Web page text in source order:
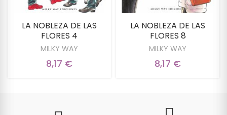
LA NOBLEZA DE LAS
FLORES 4
MILKY WAY
8,17 €
LA NOBLEZA DE LAS
FLORES 8
MILKY WAY
8,17 €